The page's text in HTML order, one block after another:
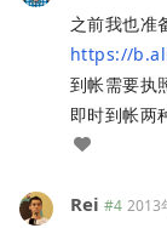
之前我也准
https://
到帐需要执
即时到帐两
Rei #4 2013